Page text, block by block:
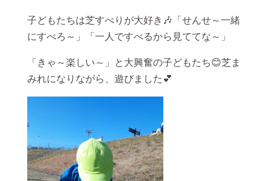
子どもたちは芝すべりが大好き🎶「せんせ～一緒
にすべろ～」「一人ですべるから見ててな～」
「きゃ～楽しい～」と大興奮の子どもたち😊芝ま
みれになりながら、遊びました💕